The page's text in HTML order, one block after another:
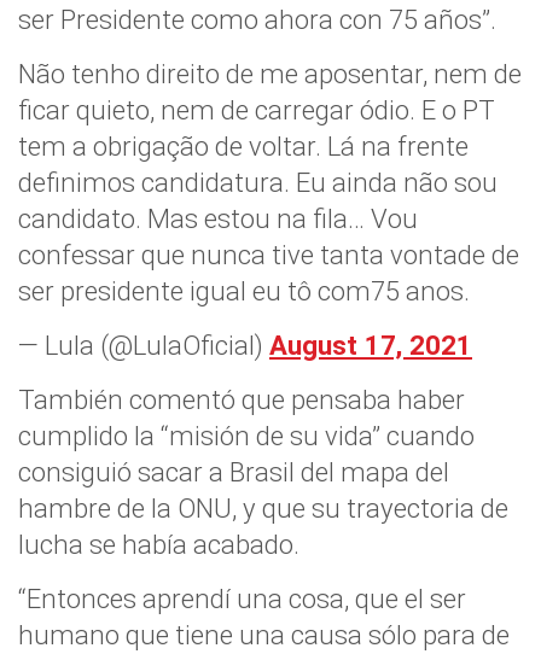
ser Presidente como ahora con 75 años”.
Não tenho direito de me aposentar, nem de
ficar quieto, nem de carregar ódio. E o PT
tem a obrigação de voltar. Lá na frente
definimos candidatura. Eu ainda não sou
candidato. Mas estou na fila… Vou
confessar que nunca tive tanta vontade de
ser presidente igual eu tô com75 anos.
— Lula (@LulaOficial) August 17, 2021
También comentó que pensaba haber
cumplido la “misión de su vida” cuando
consiguió sacar a Brasil del mapa del
hambre de la ONU, y que su trayectoria de
lucha se había acabado.
“Entonces aprendí una cosa, que el ser
humano que tiene una causa sólo para de